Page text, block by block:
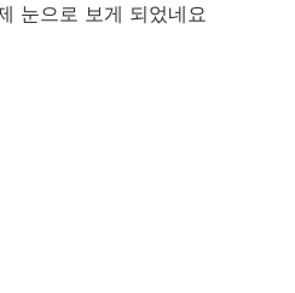
눈으로 보게 되었네요